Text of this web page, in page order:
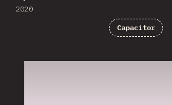
2020
Capacitor